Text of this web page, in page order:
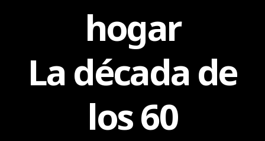
hogar
La década de
los 60